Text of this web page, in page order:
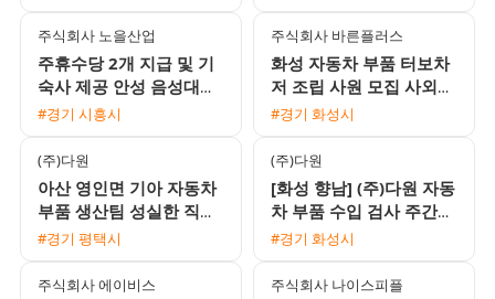
주식회사 노을산업
주휴수당 2개 지급 및 기
숙사 제공 안성 음성대소
생산직 채용 공고
#경기 시흥시
주식회사 바른플러스
화성 자동차 부품 터보차
저 조립 사원 모집 사외기
숙사 가능 자차 필수
#경기 화성시
(주)다원
아산 영인면 기아 자동차
부품 생산팀 성실한 직원
모집
#경기 평택시
(주)다원
[화성 향남] (주)다원 자동
차 부품 수입 검사 주간
고정 사원 모집 (유류비
#경기 화성시
주식회사 에이비스 주식회사 나이스피플